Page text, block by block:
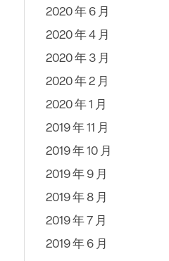
2020 年 6 月
2020 年 4 月
2020 年 3 月
2020 年 2 月
2020 年 1 月
2019 年 11 月
2019 年 10 月
2019 年 9 月
2019 年 8 月
2019 年 7 月
2019 年 6 月